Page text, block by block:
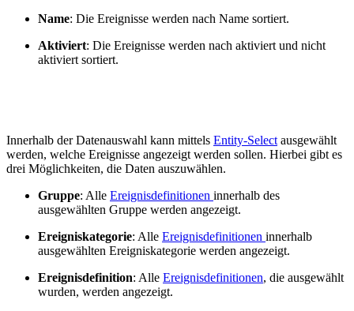
Name: Die Ereignisse werden nach Name sortiert.
Aktiviert: Die Ereignisse werden nach aktiviert und nicht
aktiviert sortiert.
Innerhalb der Datenauswahl kann mittels Entity-Selectausgewählt
werden, welche Ereignisse angezeigt werden sollen. Hierbei gibt es
drei Möglichkeiten, die Daten auszuwählen.
Gruppe: Alle Ereignisdefinitionen innerhalb des
ausgewählten Gruppe werden angezeigt.
Ereigniskategorie: Alle Ereignisdefinitionen innerhalb
ausgewählten Ereigniskategorie werden angezeigt.
Ereignisdefinition: Alle Ereignisdefinitionen, die ausgewählt
wurden, werden angezeigt.